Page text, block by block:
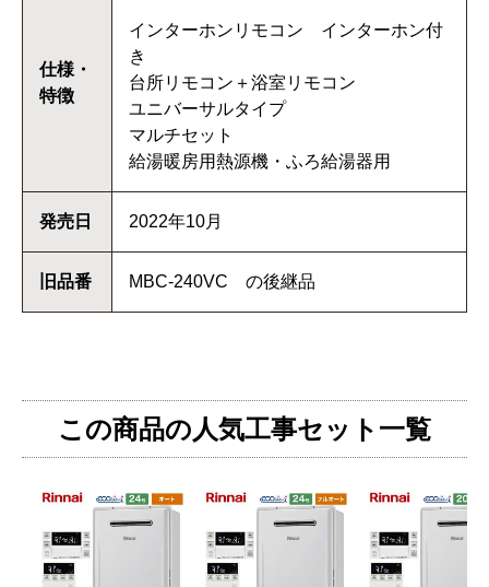
仕様・
特徴
インターホンリモコン インターホン付
き
台所リモコン＋浴室リモコン
ユニバーサルタイプ
マルチセット
給湯暖房用熱源機・ふろ給湯器用
発売日 2022年10月
旧品番 MBC-240VC の後継品
この商品の人気工事セット一覧